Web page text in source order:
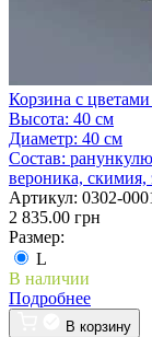
Корзина с
Высота: 40 см
Диаметр: 40 см
Состав:
вероника, скимия,
Артикул: 0302-
2 835.00 грн
Размер:
L
В наличии
Подробнее
В корзину